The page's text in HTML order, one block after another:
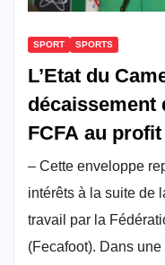
SPORT SPORTS
L’Etat du
décaissement
FCFA au
– Cette enveloppe
intérêts à la suite de
travail par la
(Fecafoot). Dans